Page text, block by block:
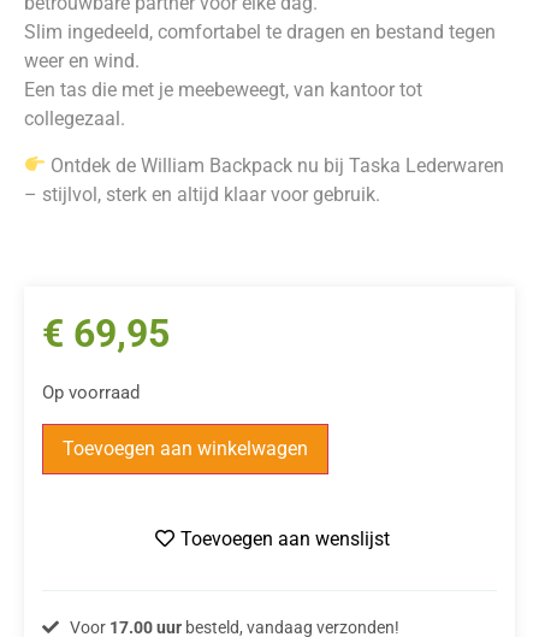
Slim ingedeeld, comfortabel te dragen en bestand tegen
weer en wind.
Een tas die met je meebeweegt, van kantoor tot
collegezaal.
Ontdek de William Backpack nu bij Taska Lederwaren
– stijlvol, sterk en altijd klaar voor gebruik.
€ 69,95
Op voorraad
Toevoegen aan winkelwagen
Toevoegen aan wenslijst
Voor 17.00 uurbesteld, vandaag verzonden!